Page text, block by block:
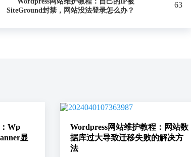
SiteGround封禁，网站没法登录怎么办？
Wp
显
Wordpress网站维护教程：网站数
据库过大导致迁移失败的解决方
法